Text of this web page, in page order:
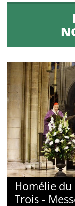
Homélie
Trois -